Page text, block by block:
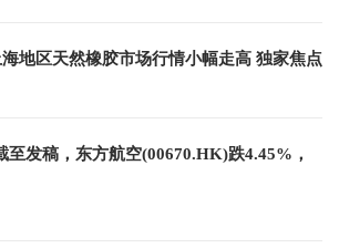
地区天然橡胶市场行情小幅走高 独家焦点
至发稿，东方航空(00670.HK)跌4.45%，